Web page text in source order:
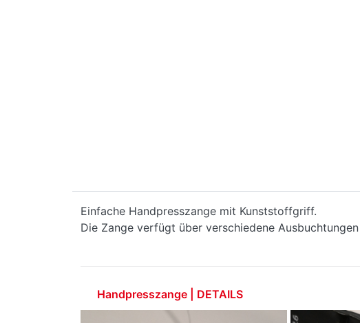
Einfache Handpresszange mit Kunststoffgriff.
Die Zange verfügt über verschiedene
Handpresszange | DETAILS